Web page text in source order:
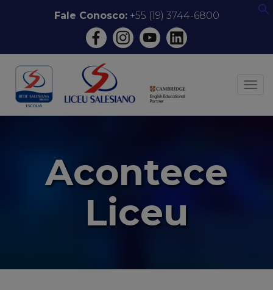
conteúdo
Fale Conosco:+55 (19) 3744-6800
Acontece
Liceu